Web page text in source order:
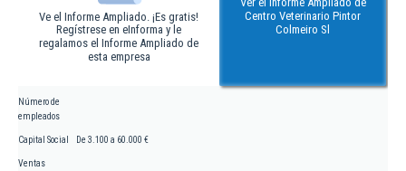
Ve el Informe Ampliado. ¡Es gratis!
Regístrese en eInforma y le
regalamos el Informe Ampliado de
esta empresa
Centro Veterinario Pintor
Colmeiro Sl
Número de
empleados
Capital Social De 3.100 a 60.000 €
Ventas